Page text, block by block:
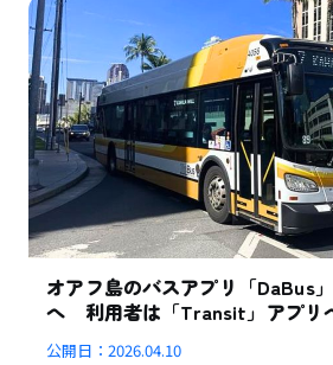
オアフ島のバスアプリ「DaBus
へ 利用者は「Transit」アプリ
公開日：2026.04.10